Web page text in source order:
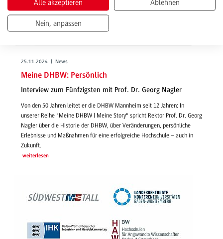
25.11.2024 | News
Meine DHBW: Persönlich
Interview zum Fünfzigsten mit Prof. Dr. Georg Nagler
Von den 50 Jahren leitet er die DHBW Mannheim seit 12 Jahren: In
unserer Reihe "Meine DHBW | Meine Story" spricht Rektor Prof. Dr. Georg
Nagler über die Historie der DHBW, über Veränderungen, persönliche
Erlebnisse und Maßnahmen für eine erfolgreiche Hochschule – auch in
Zukunft.
weiterlesen
Alle akzeptieren Ablehnen
Nein, anpassen